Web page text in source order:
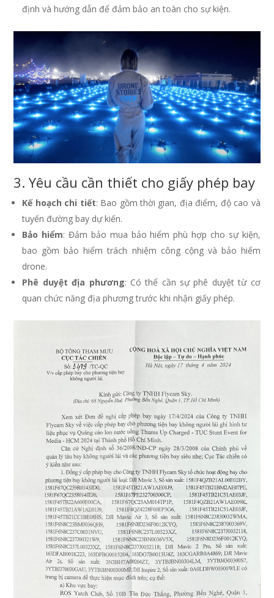
định và hướng dẫn để đảm bảo an toàn cho sự kiện.
3. Yêu cầu cần thiết cho giấy phép bay
Kế hoạch chi tiết: Bao gồm thời gian, địa điểm, độ cao và
tuyến đường bay dự kiến.
Bảo hiểm: Đảm bảo mua bảo hiểm phù hợp cho sự kiện,
bao gồm bảo hiểm trách nhiệm công cộng và bảo hiểm
drone.
Phê duyệt địa phương: Có thể cần sự phê duyệt từ cơ
quan chức năng địa phương trước khi nhận giấy phép.